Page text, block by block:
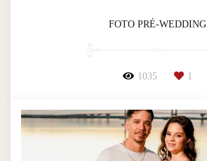
FOTO PRÉ-WEDDING
1035 1